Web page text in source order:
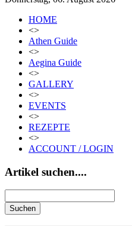
HOME
<>
Athen Guide
<>
Aegina Guide
<>
GALLERY
<>
EVENTS
<>
REZEPTE
<>
ACCOUNT / LOGIN
Artikel suchen....